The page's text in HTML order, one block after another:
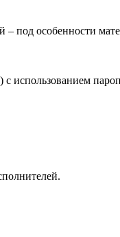
под особенности
с использованием